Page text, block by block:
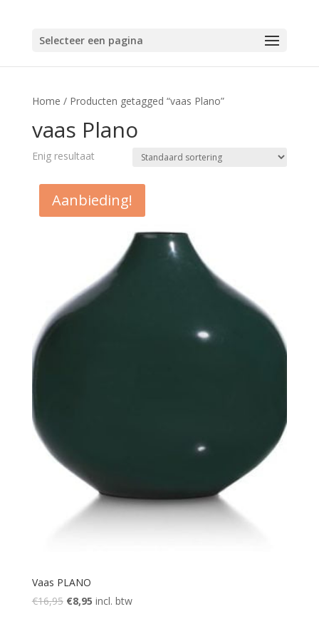
Selecteer een pagina
Home / Producten getagged “vaas Plano”
vaas Plano
Enig resultaat
Aanbieding!
Vaas PLANO
€16,95 Oorspronkelijke
€8,95Huidige
incl. btw